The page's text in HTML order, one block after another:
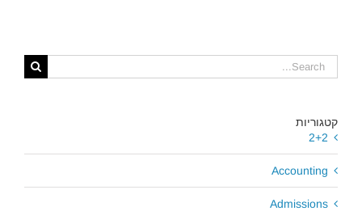
Search
for:
קטגוריות
2+2
Accounting
Admissions